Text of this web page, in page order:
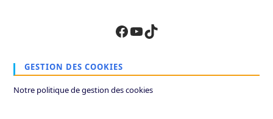
Facebook
YouTube
TikTok
GESTION DES COOKIES
Notre politique de gestion des cookies